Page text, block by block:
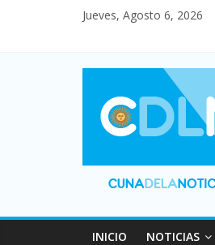
Jueves, Agosto 6, 2026
INICIO NOTICIAS